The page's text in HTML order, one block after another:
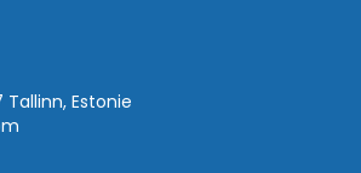
Tallinn, Estonie